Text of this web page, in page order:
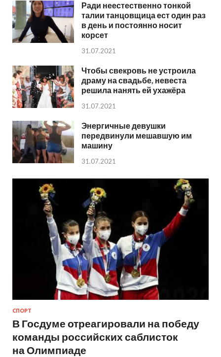
Ради неестественно тонкой
талии танцовщица ест один раз
в день и постоянно носит
корсет
31.07.2021
Чтобы свекровь не устроила
драму на свадьбе, невеста
решила нанять ей ухажёра
31.07.2021
Энергичные девушки
передвинули мешавшую им
машину
31.07.2021
СПОРТ
В Госдуме отреагировали на победу
команды российских саблисток
на Олимпиаде